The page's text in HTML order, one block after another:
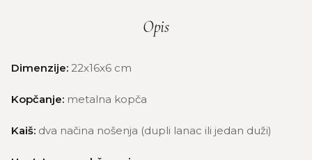
Opis
Dimenzije: 22x16x6 cm
Kopčanje: metalna kopča
Kaiš: dva načina nošenja (dupli lanac ili jedan duži)